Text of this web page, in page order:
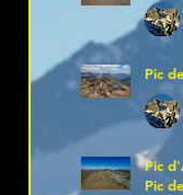
Pic
Pic
Pic